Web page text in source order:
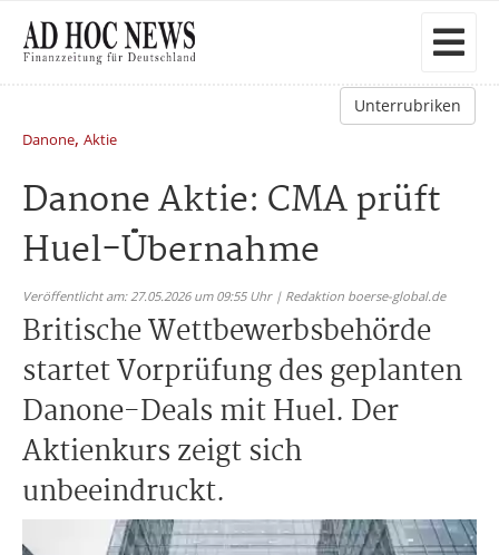
Unterrubriken
Danone, Aktie
Danone Aktie: CMA prüft
Huel-Übernahme
Veröffentlicht am: 27.05.2026 um 09:55 Uhr | Redaktion boerse-global.de
Britische Wettbewerbsbehörde
startet Vorprüfung des geplanten
Danone-Deals mit Huel. Der
Aktienkurs zeigt sich
unbeeindruckt.